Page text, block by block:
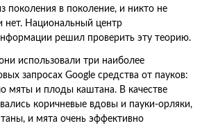
поколения в поколение, и никто не
нет. Национальный центр
решил проверить эту теорию.
использовали три наиболее
запросах Google средства от пауков:
мяты и плоды каштана. В качестве
коричневые вдовы и пауки-орляки,
и мята очень эффективно